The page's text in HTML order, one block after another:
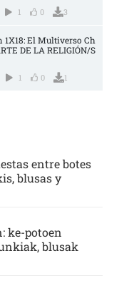
1 0 3
El Multiverso Ch
DE LA RELIGIÓN/S
1 0 1
entre botes
blusas y
ke-potoen
blusak